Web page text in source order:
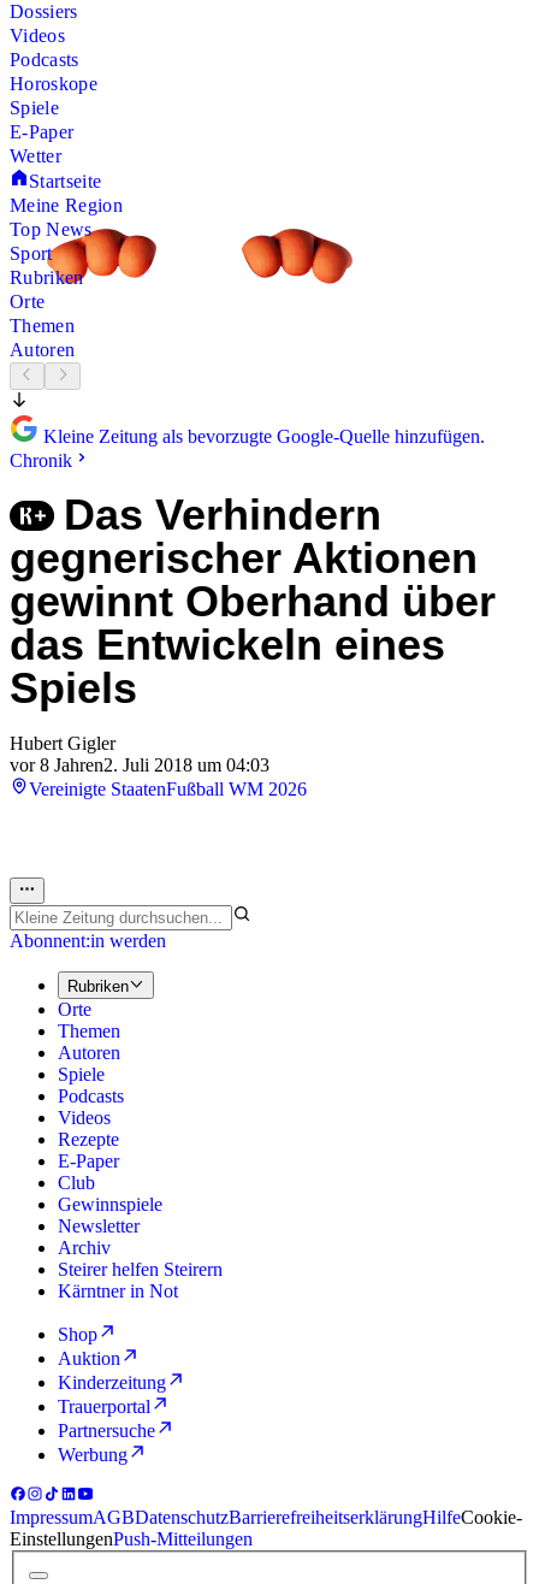
Dossiers
Videos
Podcasts
Horoskope
Spiele
E-Paper
Wetter
Startseite
Meine Region
Top News
Sport
Rubriken
Orte
Themen
Autoren
Kleine Zeitung als bevorzugte Google-Quelle hinzufügen.
Chronik
Das Verhindern
gegnerischer Aktionen
gewinnt Oberhand über
das Entwickeln eines
Spiels
Hubert Gigler
vor 8 Jahren2. Juli 2018 um 04:03
Vereinigte StaatenFußball WM 2026
Abonnent:in werden
Rubriken
Orte
Themen
Autoren
Spiele
Podcasts
Videos
Rezepte
E-Paper
Club
Gewinnspiele
Newsletter
Archiv
Steirer helfen Steirern
Kärntner in Not
Shop
Auktion
Kinderzeitung
Trauerportal
Partnersuche
Werbung
ImpressumAGBDatenschutzBarrierefreiheitserklärungHilfeCookie-
EinstellungenPush-Mitteilungen